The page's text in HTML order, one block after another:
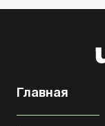
Главная